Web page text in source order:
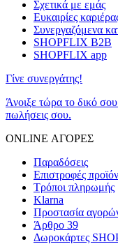
Σχετικά με εμάς
Ευκαιρίες
Συνεργαζόμενα
SHOPFLIX B2B
SHOPFLIX app
Γίνε συνεργάτης!
Άνοιξε τώρα το δικό
πωλήσεις σου.
ONLINE ΑΓΟΡΕΣ
Παραδόσεις
Επιστροφές
Τρόποι πληρωμής
Klarna
Προστασία
Άρθρο 39
Δωροκάρτες